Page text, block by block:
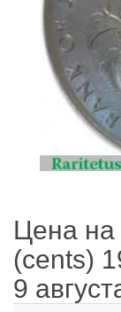
Цена на
(cents)
9